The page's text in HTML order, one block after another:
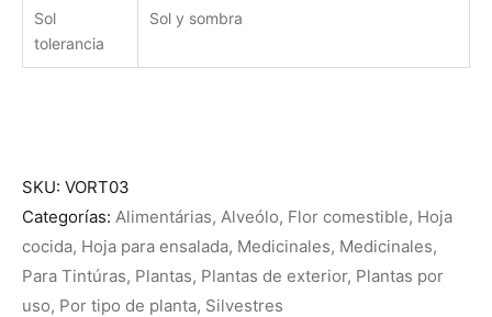
Sol
tolerancia
Sol y sombra
SKU: VORT03
Categorías: Alimentárias, Alveólo, Flor comestible, Hoja
cocida, Hoja para ensalada, Medicinales, Medicinales,
Para Tintúras, Plantas, Plantas de exterior, Plantas por
uso, Por tipo de planta, Silvestres